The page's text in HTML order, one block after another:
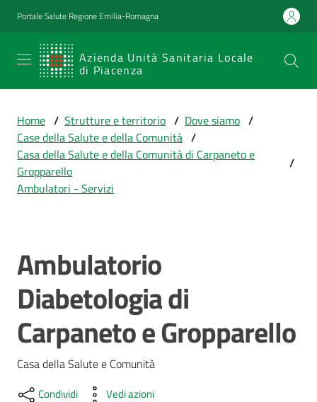
Vai al contenuto
Vai alla navigazione
Vai al footer
Portale Salute Regione Emilia-Romagna
Azienda Unità Sanitaria Locale
di Piacenza
SERVIZIO
SANITARIO
Emilia-
Romagna
Azienda Unità
Sanitaria Locale
di Piacenza
Prestazioni
e
percorsi
di
cura
fare
Home / Strutture e territorio / Dove siamo /
Case della Salute e della Comunità /
Casa della Salute e della Comunità di Carpaneto e
Gropparello
/
Ambulatori - Servizi
Salta al contenuto
Ambulatorio
Diabetologia di
Carpaneto e Gropparello
Casa della Salute e Comunità
Condividi Vedi azioni